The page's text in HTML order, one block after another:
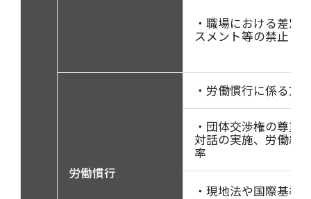
・職場における差別
スメント等の禁止
労働慣行
・労働慣行に係る方
・団体交渉権の尊重
対話の実施、労働組
率
・現地法や国際基準